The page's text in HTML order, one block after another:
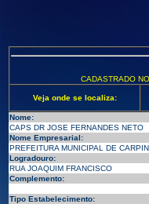
CADASTRADO
Veja onde se localiza:
Nome:
CAPS DR JOSE FERNANDES NETO
Nome Empresarial:
PREFEITURA MUNICIPAL DE
Logradouro:
RUA JOAQUIM FRANCISCO
Complemento:
Tipo Estabelecimento: